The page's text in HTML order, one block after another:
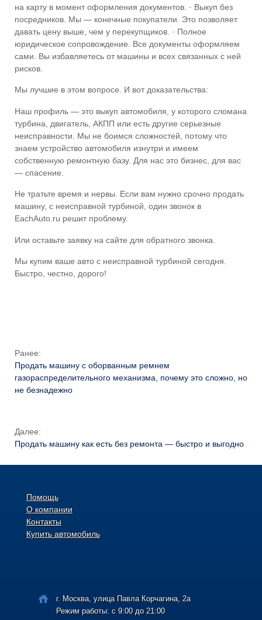
на карту в момент оформления документов. · Выкуп без
посредников. Мы — конечные покупатели. Это позволяет
давать цену выше, чем у перекупщиков. · Полное
юридическое сопровождение. Все документы оформляем
сами. Вы избавляетесь от машины и всех связанных с ней
рисков.
Мы лучшие в этом вопросе. И вот доказательства:
Наш профиль — это выкуп автомобиля, у которого сломана
турбина, двигатель, АКПП или есть другие серьезные
неисправности. Мы не боимся сложностей, потому что
знаем устройство автомобиля изнутри и имеем
собственную ремонтную базу. Для нас это бизнес, для вас
— спасение.
Не тратьте время и нервы. Если вам нужно срочно продать
машину, с неисправной турбиной, один звонок в
EachAuto.ru решит проблему.
Или оставьте заявку на сайте для обратного звонка.
Мы купим ваше авто с неисправной турбиной сегодня.
Быстро, честно, дорого!
Ранее:
Продать машину с оборванным ремнем
газораспределительного механизма, почему это сложно, но
не безнадежно
Далее:
Продать машину как есть без ремонта — быстро и выгодно
Помощь
О компании
Контакты
Купить автомобиль
г. Москва, улица Павла Корчагина, 2а
Режим работы: с 9:00 до 21:00